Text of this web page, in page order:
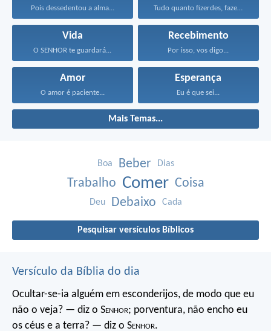
Pois dessedentou a alma... Tudo quanto fizerdes, fazei-o...
Vida
O SENHOR te guardará...
Recebimento
Por isso, vos digo...
Amor
O amor é paciente...
Esperança
Eu é que sei...
Mais Temas...
Boa Beber Dias
Trabalho Comer Coisa
Deu Debaixo Cada
Pesquisar versículos Bíblicos
Versículo da Bíblia do dia
Ocultar-se-ia alguém em esconderijos, de modo que eu
não o veja? — diz o Senhor; porventura, não encho eu
os céus e a terra? — diz o Senhor.